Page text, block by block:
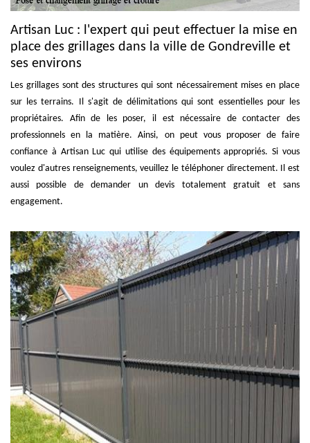
Artisan Luc : l'expert qui peut effectuer la mise en
place des grillages dans la ville de Gondreville et
ses environs
Les grillages sont des structures qui sont nécessairement mises en place
sur les terrains. Il s'agit de délimitations qui sont essentielles pour les
propriétaires. Afin de les poser, il est nécessaire de contacter des
professionnels en la matière. Ainsi, on peut vous proposer de faire
confiance à Artisan Luc qui utilise des équipements appropriés. Si vous
voulez d'autres renseignements, veuillez le téléphoner directement. Il est
aussi possible de demander un devis totalement gratuit et sans
engagement.